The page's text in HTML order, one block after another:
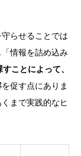
らせることでは
情報を詰め込み
ことによって、
を促す点にありま
まで実践的なヒ